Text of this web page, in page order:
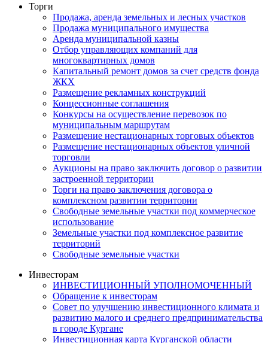
Торги
Продажа, аренда земельных и лесных участков
Продажа муниципального имущества
Аренда муниципальной казны
Отбор управляющих компаний для
многоквартирных домов
Капитальный ремонт домов за счет средств фонда
ЖКХ
Размещение рекламных конструкций
Концессионные соглашения
Конкурсы на осуществление перевозок по
муниципальным маршрутам
Размещение нестационарных торговых объектов
Размещение нестационарных объектов уличной
торговли
Аукционы на право заключить договор о развитии
застроенной территории
Торги на право заключения договора о
комплексном развитии территории
Свободные земельные участки под коммерческое
использование
Земельные участки под комплексное развитие
территорий
Свободные земельные участки
Инвесторам
ИНВЕСТИЦИОННЫЙ УПОЛНОМОЧЕННЫЙ
Обращение к инвесторам
Совет по улучшению инвестиционного климата и
развитию малого и среднего предпринимательства
в городе Кургане
Инвестиционная карта Курганской области